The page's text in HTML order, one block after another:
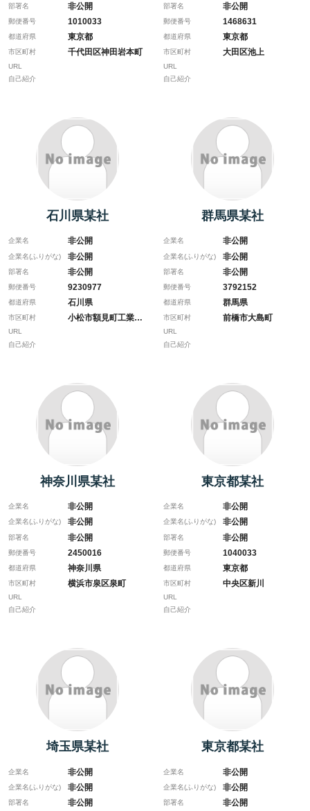
部署名 非公開
郵便番号 1010033
都道府県 東京都
市区町村 千代田区神田岩本町
URL
自己紹介
部署名 非公開
郵便番号 1468631
都道府県 東京都
市区町村 大田区池上
URL
自己紹介
石川県某社
企業名 非公開
企業名(ふりがな) 非公開
部署名 非公開
郵便番号 9230977
都道府県 石川県
市区町村 小松市額見町工業団地
URL
自己紹介
群馬県某社
企業名 非公開
企業名(ふりがな) 非公開
部署名 非公開
郵便番号 3792152
都道府県 群馬県
市区町村 前橋市大島町
URL
自己紹介
神奈川県某社
企業名 非公開
企業名(ふりがな) 非公開
部署名 非公開
郵便番号 2450016
都道府県 神奈川県
市区町村 横浜市泉区泉町
URL
自己紹介
東京都某社
企業名 非公開
企業名(ふりがな) 非公開
部署名 非公開
郵便番号 1040033
都道府県 東京都
市区町村 中央区新川
URL
自己紹介
埼玉県某社
企業名 非公開
企業名(ふりがな) 非公開
部署名 非公開
東京都某社
企業名 非公開
企業名(ふりがな) 非公開
部署名 非公開